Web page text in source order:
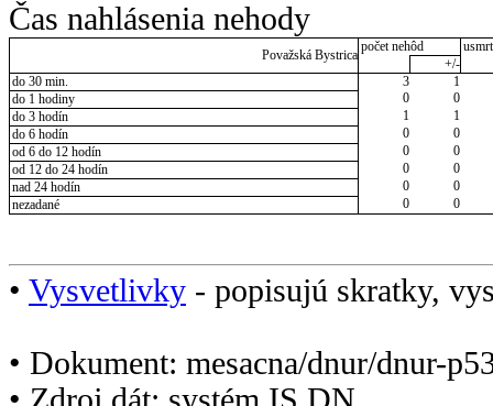
Čas nahlásenia nehody
Považská Bystrica
počet nehôd
+/-
do 30 min.
3
1
do 1 hodiny
0
0
do 3 hodín
1
1
do 6 hodín
0
0
od 6 do 12 hodín
0
0
od 12 do 24 hodín
0
0
nad 24 hodín
0
0
nezadané
0 0
• Vysvetlivky - popisujú skratky,
• Dokument: mesacna/dnur/dnur-